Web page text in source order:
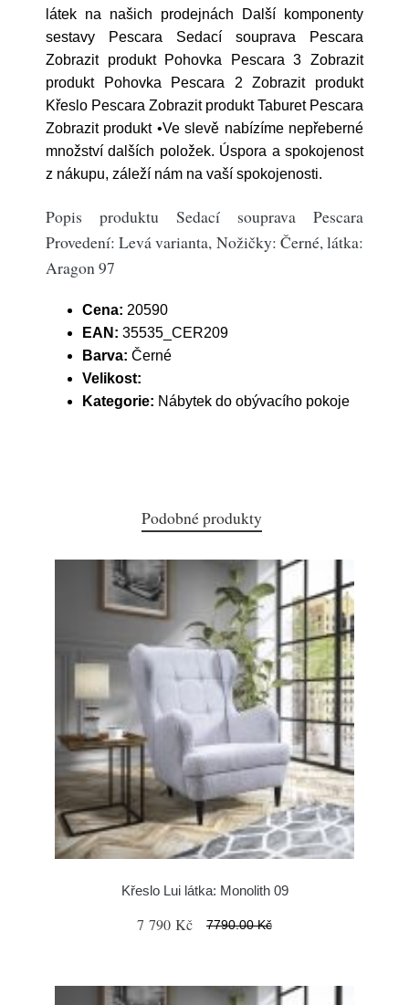
látek na našich prodejnách Další komponenty
sestavy Pescara Sedací souprava Pescara
Zobrazit produkt Pohovka Pescara 3 Zobrazit
produkt Pohovka Pescara 2 Zobrazit produkt
Křeslo Pescara Zobrazit produkt Taburet Pescara
Zobrazit produkt •Ve slevě nabízíme nepřeberné
množství dalších položek. Úspora a spokojenost
z nákupu, záleží nám na vaší spokojenosti.
Popis produktu Sedací souprava Pescara
Provedení: Levá varianta, Nožičky: Černé, látka:
Aragon 97
Cena: 20590
EAN: 35535_CER209
Barva: Černé
Velikost:
Kategorie: Nábytek do obývacího pokoje
Podobné produkty
Křeslo Lui látka: Monolith 09
7 790 Kč 7790.00 Kč